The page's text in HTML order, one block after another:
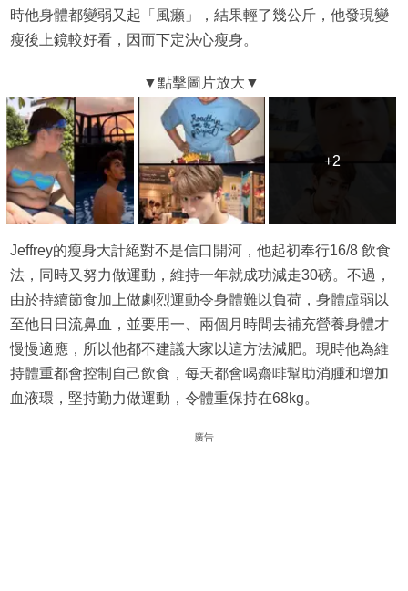
時他身體都變弱又起「風癩」，結果輕了幾公斤，他發現變
瘦後上鏡較好看，因而下定決心瘦身。
+2
+2
Jeffrey的瘦身大計絕對不是信口開河，他起初奉行16/8 飲食
法，同時又努力做運動，維持一年就成功減走30磅。不過，
由於持續節食加上做劇烈運動令身體難以負荷，身體虛弱以
至他日日流鼻血，並要用一、兩個月時間去補充營養身體才
慢慢適應，所以他都不建議大家以這方法減肥。現時他為維
持體重都會控制自己飲食，每天都會喝齋啡幫助消腫和增加
血液環，堅持勤力做運動，令體重保持在68kg。
廣告